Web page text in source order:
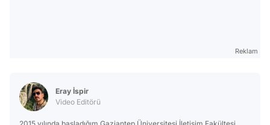
Reklam
Eray İspir
Video Editörü